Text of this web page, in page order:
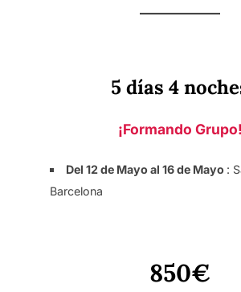
5 días 4
¡Formando Grupo!
Del 12 de Mayo al 16 de Mayo :
Barcelona
850€